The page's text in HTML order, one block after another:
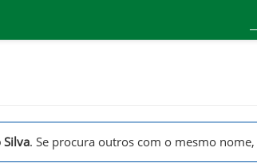
Silva. Se procura outros com o mesmo